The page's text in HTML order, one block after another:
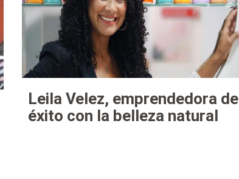
Leila Velez, emprendedora de
éxito con la belleza natural